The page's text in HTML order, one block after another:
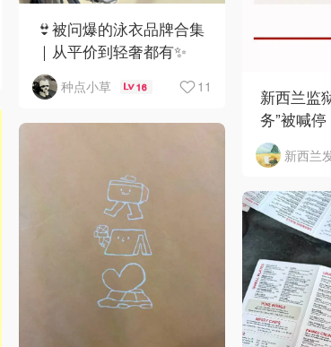
👙被问爆的泳衣品牌合集
｜从平价到轻奢都有✨
种点小草 16 11
新西兰监
务”被喊停
新西兰